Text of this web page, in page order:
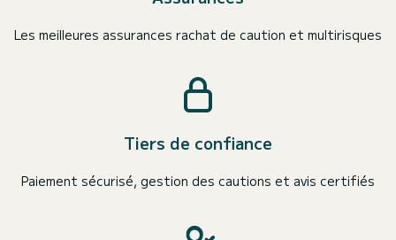
Les meilleures assurances rachat de caution et multirisques
Tiers de confiance
Paiement sécurisé, gestion des cautions et avis certifiés